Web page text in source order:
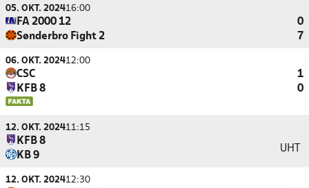
05. OKT. 202416:00
FA 2000 12
0
Sønderbro Fight 2
7
06. OKT. 202412:00
CSC
1
KFB 8
0
12. OKT. 202411:15
KFB 8
KB 9
UHT
12. OKT. 202412:30